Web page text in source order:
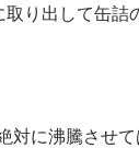
り出して缶詰
対に沸騰させて